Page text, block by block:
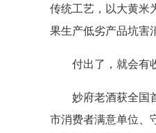
传统工艺，以大黄米
果生产低劣产品坑害
付出了，就会有收
妙府老酒获全国首
市消费者满意单位、